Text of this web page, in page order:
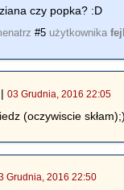
czy popka? :D
#5 użytkownika
|03 Grudnia, 2016 22:05
(oczywiscie
Grudnia, 2016 22:50